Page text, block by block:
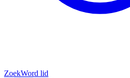
ZoekWord lid